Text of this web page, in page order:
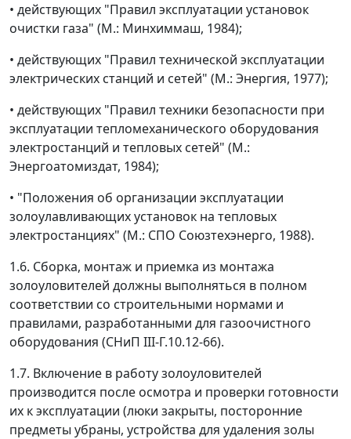
• действующих "Правил эксплуатации установок
очистки газа" (М.: Минхиммаш, 1984);
• действующих "Правил технической эксплуатации
электрических станций и сетей" (М.: Энергия, 1977);
• действующих "Правил техники безопасности при
эксплуатации тепломеханического оборудования
электростанций и тепловых сетей" (М.:
Энергоатомиздат, 1984);
• "Положения об организации эксплуатации
золоулавливающих установок на тепловых
электростанциях" (М.: СПО Союзтехэнерго, 1988).
1.6. Сборка, монтаж и приемка из монтажа
золоуловителей должны выполняться в полном
соответствии со строительными нормами и
правилами, разработанными для газоочистного
оборудования (СНиП III-Г.10.12-66).
1.7. Включение в работу золоуловителей
производится после осмотра и проверки готовности
их к эксплуатации (люки закрыты, посторонние
предметы убраны, устройства для удаления золы